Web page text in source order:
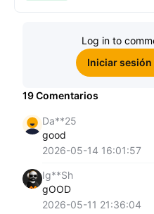
Log in to
Iniciar
19Comentarios
Da**25
good
2026-05-14 16:01:57
Ig**Sh
gOOD
2026-05-11 21:36:04